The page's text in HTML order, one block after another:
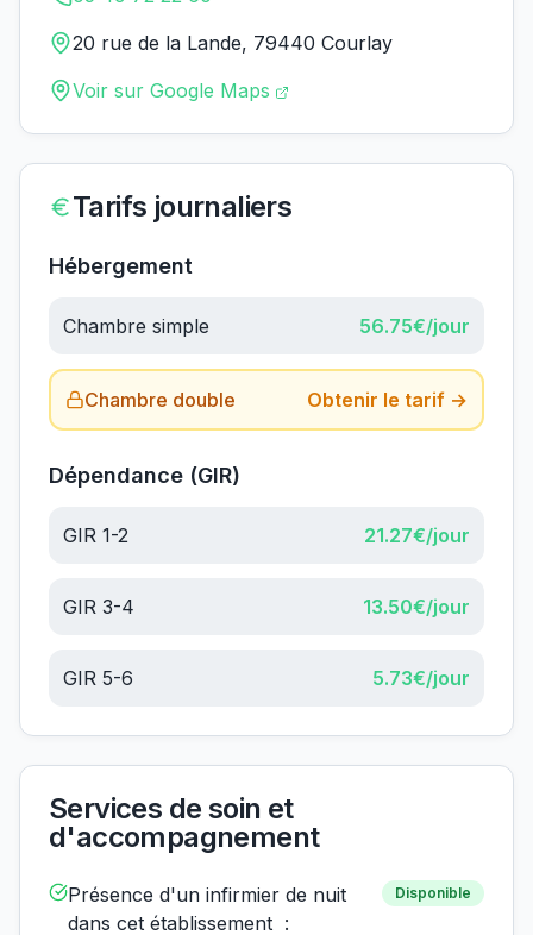
20 rue de la Lande, 79440 Courlay
Voir sur Google Maps
Tarifs journaliers
Hébergement
Chambre simple 56.75€/jour
Chambre double Obtenir le tarif →
Dépendance (GIR)
GIR 1-2 21.27€/jour
GIR 3-4 13.50€/jour
GIR 5-6 5.73€/jour
Services de soin et
d'accompagnement
Présence d'un infirmier de nuit
dans cet établissement :
Disponible